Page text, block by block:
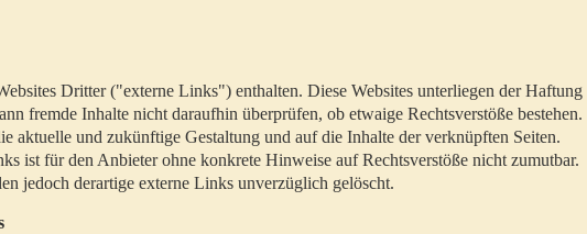
Dritter ("externe Links") enthalten. Diese Websites unterliegen der Haftung
fremde Inhalte nicht daraufhin überprüfen, ob etwaige Rechtsverstöße bestehen.
aktuelle und zukünftige Gestaltung und auf die Inhalte der verknüpften Seiten.
ist für den Anbieter ohne konkrete Hinweise auf Rechtsverstöße nicht zumutbar.
jedoch derartige externe Links unverzüglich gelöscht.